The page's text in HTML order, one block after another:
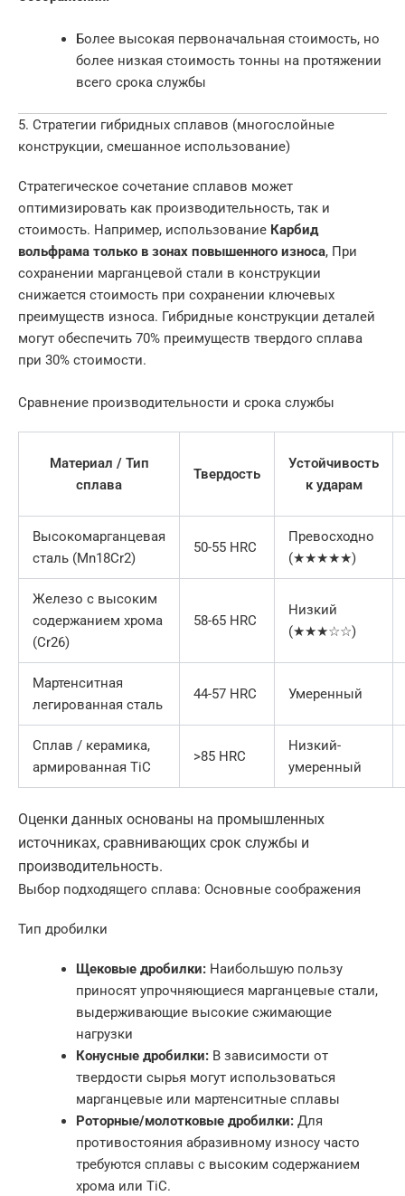
Более высокая первоначальная стоимость, но
более низкая стоимость тонны на протяжении
всего срока службы
5. Стратегии гибридных сплавов (многослойные
конструкции, смешанное использование)
Стратегическое сочетание сплавов может
оптимизировать как производительность, так и
стоимость. Например, использование Карбид
вольфрама только в зонах повышенного износа, При
сохранении марганцевой стали в конструкции
снижается стоимость при сохранении ключевых
преимуществ износа. Гибридные конструкции деталей
могут обеспечить 70% преимуществ твердого сплава
при 30% стоимости.
Сравнение производительности и срока службы
Материал / Тип
сплава
Твердость
Устойчивость
к ударам
Высокомарганцевая
сталь (Mn18Cr2)
50-55 HRC
Превосходно
(★★★★★)
Железо с высоким
содержанием хрома
(Cr26)
58-65 HRC
Низкий
(★★★☆☆)
Мартенситная
легированная сталь
44-57 HRC Умеренный
Сплав / керамика,
армированная TiC
>85 HRC
Низкий-
умеренный
Оценки данных основаны на промышленных
источниках, сравнивающих срок службы и
производительность.
Выбор подходящего сплава: Основные соображения
Тип дробилки
Щековые дробилки:Наибольшую пользу
приносят упрочняющиеся марганцевые стали,
выдерживающие высокие сжимающие
нагрузки
Конусные дробилки:В зависимости от
твердости сырья могут использоваться
марганцевые или мартенситные сплавы
Роторные/молотковые дробилки:Для
противостояния абразивному износу часто
требуются сплавы с высоким содержанием
хрома или TiC.